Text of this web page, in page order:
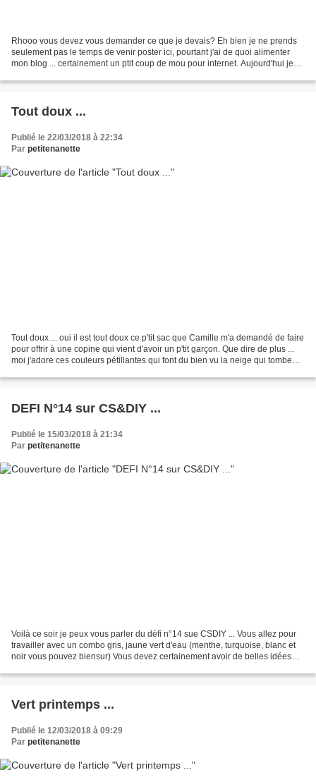
Rhooo vous devez vous demander ce que je devais? Eh bien je ne prends
seulement pas le temps de venir poster ici, pourtant j'ai de quoi alimenter
mon blog ... certainement un ptit coup de mou pour internet. Aujourd'hui je
Tout doux ...
Publié le 22/03/2018 à 22:34
Par petitenanette
Tout doux ... oui il est tout doux ce p'tit sac que Camille m'a demandé de faire
pour offrir à une copine qui vient d'avoir un p'tit garçon. Que dire de plus ...
moi j'adore ces couleurs pétillantes qui font du bien vu la neige qui tombe
DEFI N°14 sur CS&DIY ...
Publié le 15/03/2018 à 21:34
Par petitenanette
Voilà ce soir je peux vous parler du défi n°14 sue CSDIY ... Vous allez pour
travailler avec un combo gris, jaune vert d'eau (menthe, turquoise, blanc et
noir vous pouvez biensur) Vous devez certainement avoir de belles idées
Vert printemps ...
Publié le 12/03/2018 à 09:29
Par petitenanette